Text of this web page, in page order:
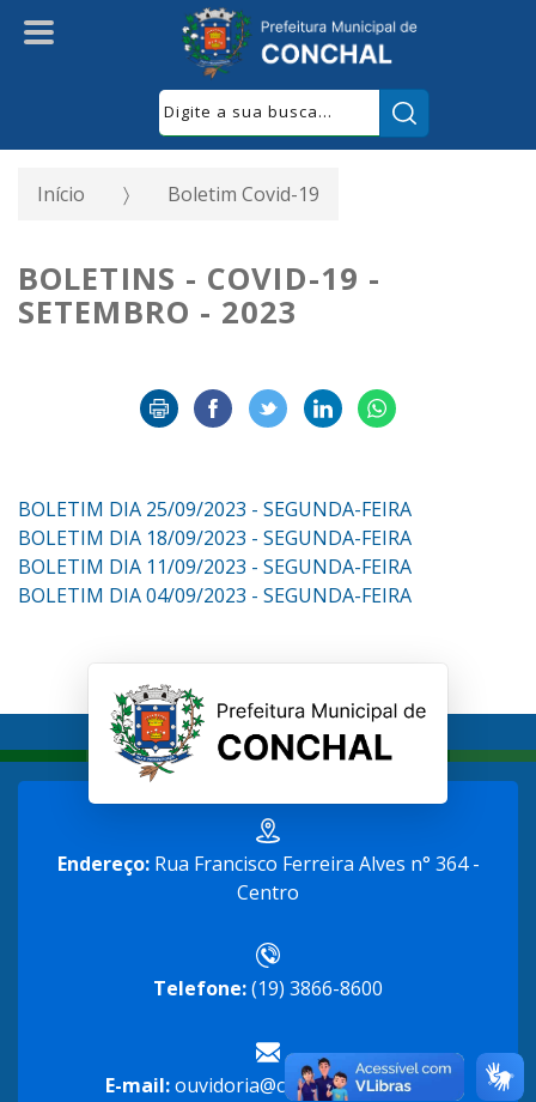
Início Boletim Covid-19
BOLETINS - COVID-19 -
SETEMBRO - 2023
BOLETIM DIA 25/09/2023 - SEGUNDA-FEIRA
BOLETIM DIA 18/09/2023 - SEGUNDA-FEIRA
BOLETIM DIA 11/09/2023 - SEGUNDA-FEIRA
BOLETIM DIA 04/09/2023 - SEGUNDA-FEIRA
Endereço:Rua Francisco Ferreira Alves n° 364 -
Centro
Telefone:(19) 3866-8600
E-mail:ouvidoria@conchal.sp.gov.br